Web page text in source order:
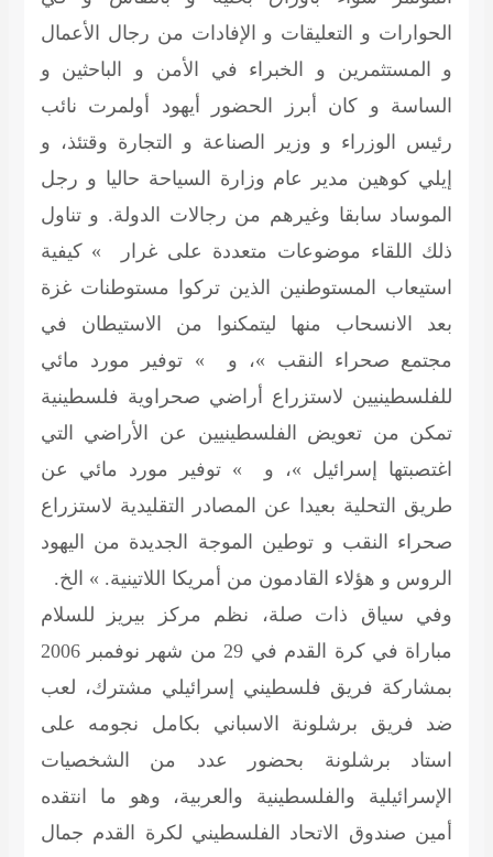
الحوارات و التعليقات و الإفادات من رجال الأعمال
و المستثمرين و الخبراء في الأمن و الباحثين و
الساسة و كان أبرز الحضور أيهود أولمرت نائب
رئيس الوزراء و وزير الصناعة و التجارة وقتئذ، و
إيلي كوهين مدير عام وزارة السياحة حاليا و رجل
الموساد سابقا وغيرهم من رجالات الدولة. و تناول
ذلك اللقاء موضوعات متعددة على غرار » كيفية
استيعاب المستوطنين الذين تركوا مستوطنات غزة
بعد الانسحاب منها ليتمكنوا من الاستيطان في
مجتمع صحراء النقب »، و » توفير مورد مائي
للفلسطينيين لاستزراع أراضي صحراوية فلسطينية
تمكن من تعويض الفلسطينيين عن الأراضي التي
اغتصبتها إسرائيل »، و » توفير مورد مائي عن
طريق التحلية بعيدا عن المصادر التقليدية لاستزراع
صحراء النقب و توطين الموجة الجديدة من اليهود
الروس و هؤلاء القادمون من أمريكا اللاتينية. » الخ.
وفي سياق ذات صلة، نظم مركز بيريز للسلام
مباراة في كرة القدم في 29 من شهر نوفمبر 2006
بمشاركة فريق فلسطيني إسرائيلي مشترك، لعب
ضد فريق برشلونة الاسباني بكامل نجومه على
استاد برشلونة بحضور عدد من الشخصيات
الإسرائيلية والفلسطينية والعربية، وهو ما انتقده
أمين صندوق الاتحاد الفلسطيني لكرة القدم جمال